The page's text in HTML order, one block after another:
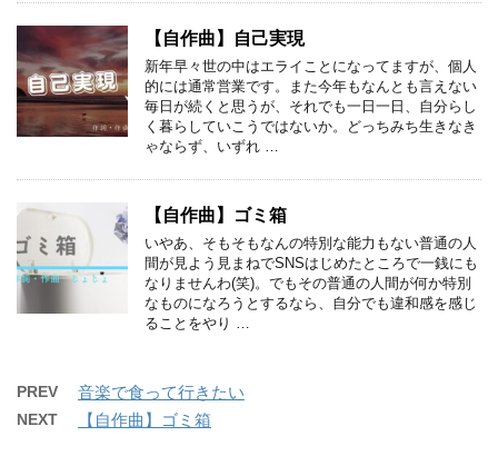
【自作曲】自己実現
新年早々世の中はエライことになってますが、個人
的には通常営業です。また今年もなんとも言えない
毎日が続くと思うが、それでも一日一日、自分らし
く暮らしていこうではないか。どっちみち生きなき
ゃならず、いずれ …
【自作曲】ゴミ箱
いやあ、そもそもなんの特別な能力もない普通の人
間が見よう見まねでSNSはじめたところで一銭にも
なりませんわ(笑)。でもその普通の人間が何か特別
なものになろうとするなら、自分でも違和感を感じ
ることをやり …
PREV 音楽で食って行きたい
NEXT 【自作曲】ゴミ箱